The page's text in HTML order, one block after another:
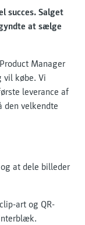
succes. Salget
at sælge
Manager
vil købe. Vi
leverance af
den velkendte
at dele billeder
art og QR-